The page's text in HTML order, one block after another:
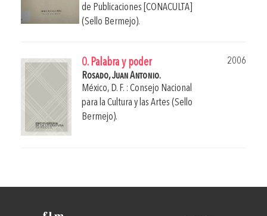
de Publicaciones [CONACULTA]
(Sello Bermejo).
0. Palabra y poder
2006
Rosado, Juan Antonio.
México, D. F. : Consejo Nacional
para la Cultura y las Artes (Sello
Bermejo).